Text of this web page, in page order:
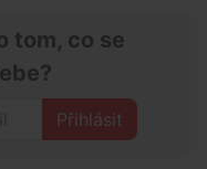
tom, co se
Přihlásit